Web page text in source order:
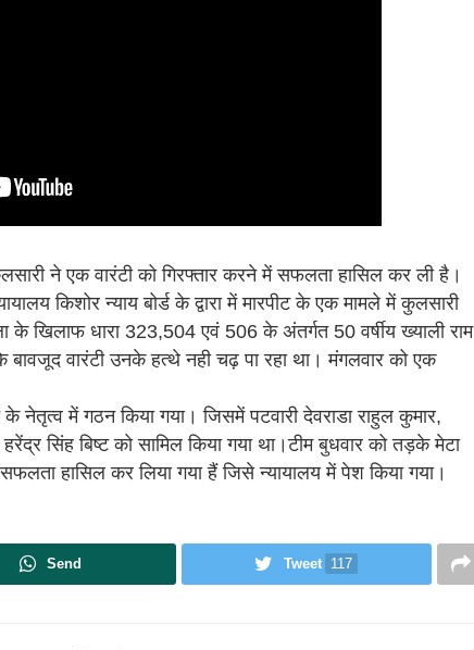
ने एक वारंटी को गिरफ्तार करने में सफलता हासिल कर ली है।
किशोर न्याय बोर्ड के द्वारा में मारपीट के एक मामले में कुलसारी
के खिलाफ धारा 323,504 एवं 506 के अंतर्गत 50 वर्षीय ख्याली राम
बावजूद वारंटी उनके हत्थे नही चढ़ पा रहा था। मंगलवार को एक
के नेतृत्व में गठन किया गया। जिसमें पटवारी देवराडा राहुल कुमार,
सिंह बिष्ट को सामिल किया गया था।टीम बुधवार को तड़के मेटा
हासिल कर लिया गया हैं जिसे न्यायालय में पेश किया गया।
Send Tweet 117